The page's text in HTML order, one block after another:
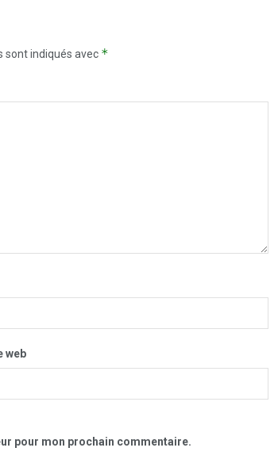
sont indiqués avec *
web
pour mon prochain commentaire.